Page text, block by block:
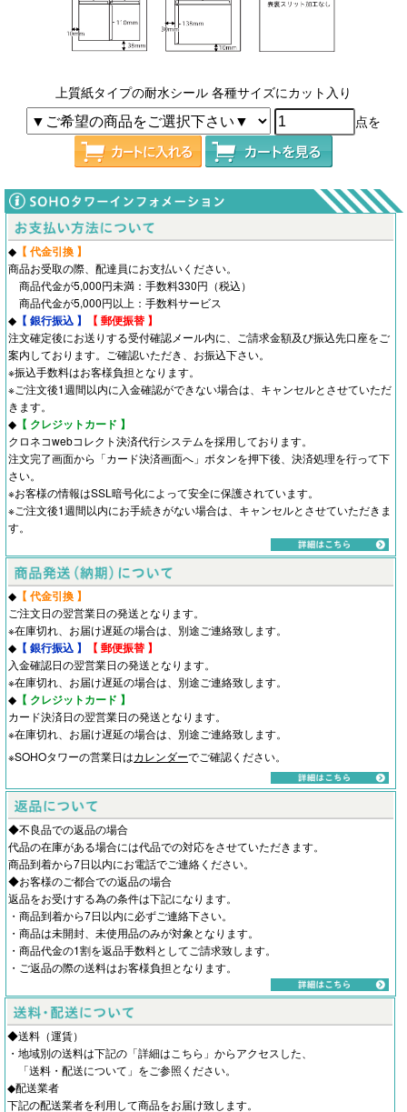
上質紙タイプの耐水シール 各種サイズにカット入り
点を
◆ 【 代金引換 】
商品お受取の際、配達員にお支払いください。
商品代金が5,000円未満：手数料330円（税込）
商品代金が5,000円以上：手数料サービス
◆ 【 銀行振込 】 【 郵便振替 】
注文確定後にお送りする受付確認メール内に、ご請求金額及び振込先口座をご
案内しております。ご確認いただき、お振込下さい。
※振込手数料はお客様負担となります。
※ご注文後1週間以内に入金確認ができない場合は、キャンセルとさせていただ
きます。
◆ 【 クレジットカード 】
クロネコwebコレクト決済代行システムを採用しております。
注文完了画面から「カード決済画面へ」ボタンを押下後、決済処理を行って下
さい。
※お客様の情報はSSL暗号化によって安全に保護されています。
※ご注文後1週間以内にお手続きがない場合は、キャンセルとさせていただきま
す。
◆ 【 代金引換 】
ご注文日の翌営業日の発送となります。
※在庫切れ、お届け遅延の場合は、別途ご連絡致します。
◆ 【 銀行振込 】 【 郵便振替 】
入金確認日の翌営業日の発送となります。
※在庫切れ、お届け遅延の場合は、別途ご連絡致します。
◆ 【 クレジットカード 】
カード決済日の翌営業日の発送となります。
※在庫切れ、お届け遅延の場合は、別途ご連絡致します。
※SOHOタワーの営業日はカレンダーでご確認ください。
◆不良品での返品の場合
代品の在庫がある場合には代品での対応をさせていただきます。
商品到着から7日以内にお電話でご連絡ください。
◆お客様のご都合での返品の場合
返品をお受けする為の条件は下記になります。
・商品到着から7日以内に必ずご連絡下さい。
・商品は未開封、未使用品のみが対象となります。
・商品代金の1割を返品手数料としてご請求致します。
・ご返品の際の送料はお客様負担となります。
◆送料（運賃）
・地域別の送料は下記の「詳細はこちら」からアクセスした、
「送料・配送について 」をご参照ください。
◆配送業者
下記の配送業者を利用して商品をお届け致します。